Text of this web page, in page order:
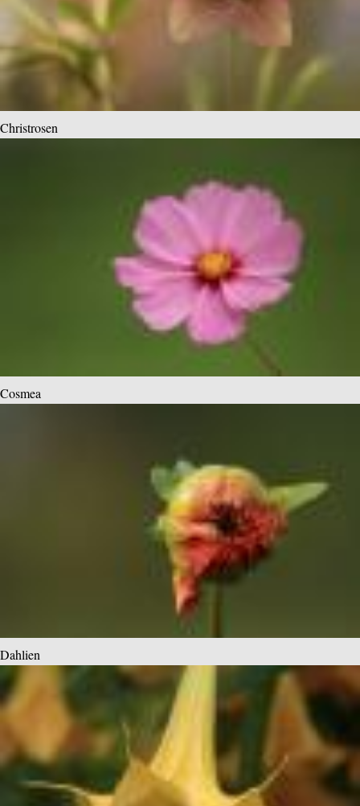
Christrosen
Cosmea
Dahlien